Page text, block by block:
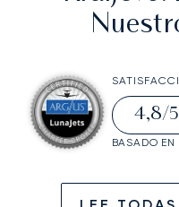
4,8/5
BASADO